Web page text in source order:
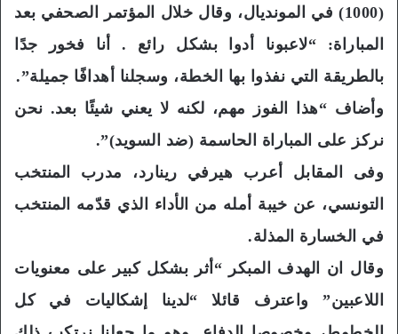
(1000) في المونديال، وقال خلال المؤتمر الصحفي بعد
المباراة: “لاعبونا أدوا بشكل رائع . أنا فخور جدًا
بالطريقة التي نفذوا بها الخطة، وسجلنا أهدافًا جميلة”.
وأضاف “هذا الفوز مهم، لكنه لا يعني شيئًا بعد. نحن
نركز على المباراة الحاسمة (ضد السويد)”.
وفى المقابل أعرب هيرفي رينارد، مدرب المنتخب
التونسي، عن خيبة أمله من الأداء الذي قدّمه المنتخب
في الخسارة المذلة.
وقال ان الهدف المبكر “أثر بشكل كبير على معنويات
اللاعبين” واعترف قائلا “لدينا إشكاليات في كل